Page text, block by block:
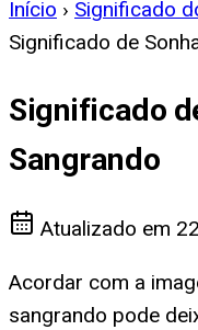
Início › Significado
Significado de
Significado
Sangrando
Atualizado em
Acordar com a
sangrando pode